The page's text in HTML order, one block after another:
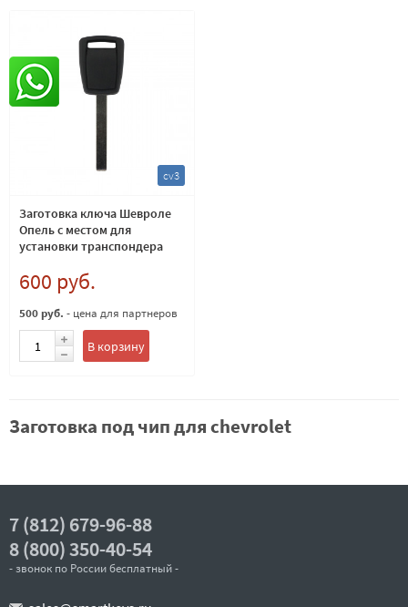
cv3
Заготовка ключа Шевроле
Опель с местом для
установки транспондера
600 руб.
500 руб. - цена для партнеров
В корзину
Заготовка под чип для chevrolet
7 (812) 679-96-88
8 (800) 350-40-54
- звонок по России бесплатный -